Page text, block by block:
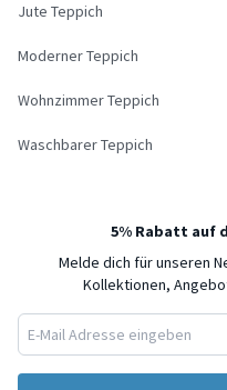
Jute Teppich
Moderner Teppich
Wohnzimmer Teppich
Waschbarer Teppich
5% Rabatt auf
Melde dich für unseren
Kollektionen,